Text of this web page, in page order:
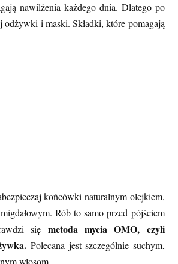
nawilżenia każdego dnia. Dlatego po
odżywki i maski. Składki, które pomagają
końcówki naturalnym olejkiem,
Rób to samo przed pójściem
się metoda mycia OMO, czyli
Polecana jest szczególnie suchym,